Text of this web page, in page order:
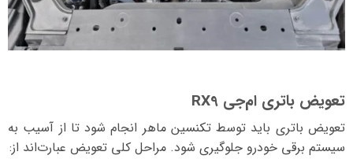
تعویض باتری ام‌جی RX9
تعویض باتری باید توسط تکنسین ماهر انجام شود تا از آسیب به
سیستم برقی خودرو جلوگیری شود. مراحل کلی تعویض عبارت‌اند از: